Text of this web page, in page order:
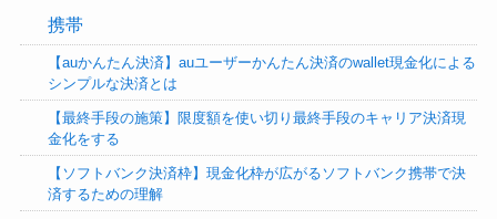
携帯
【auかんたん決済】auユーザーかんたん決済のwallet現金化による
シンプルな決済とは
【最終手段の施策】限度額を使い切り最終手段のキャリア決済現
金化をする
【ソフトバンク決済枠】現金化枠が広がるソフトバンク携帯で決
済するための理解